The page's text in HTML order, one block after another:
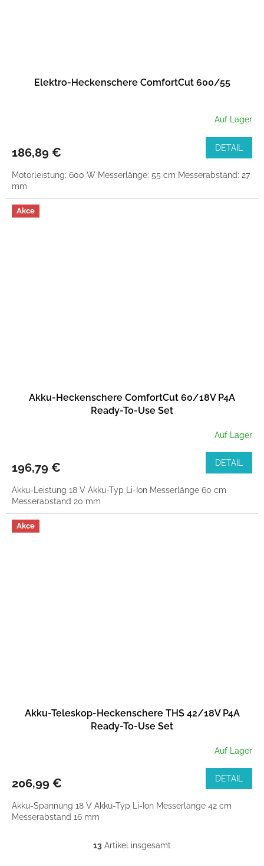
Elektro-Heckenschere ComfortCut 600/55
Auf Lager
186,89 € DETAIL
Motorleistung: 600 W Messerlänge: 55 cm Messerabstand: 27
mm
Akce
Akku-Heckenschere ComfortCut 60/18V P4A
Ready-To-Use Set
Auf Lager
196,79 € DETAIL
Akku-Leistung 18 V Akku-Typ Li-Ion Messerlänge 60 cm
Messerabstand 20 mm
Akce
Akku-Teleskop-Heckenschere THS 42/18V P4A
Ready-To-Use Set
Auf Lager
206,99 € DETAIL
Akku-Spannung 18 V Akku-Typ Li-Ion Messerlänge 42 cm
Messerabstand 16 mm
S
13 Artikel insgesamt